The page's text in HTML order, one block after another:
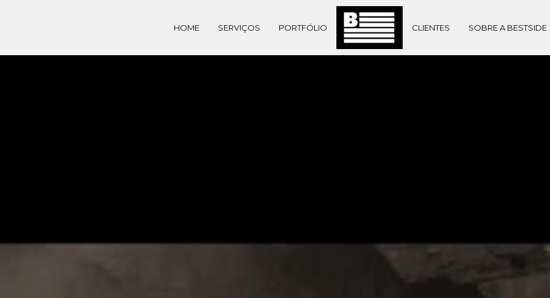
HOME SERVIÇOS PORTFÓLIO CLIENTES SOBRE A BESTSIDE